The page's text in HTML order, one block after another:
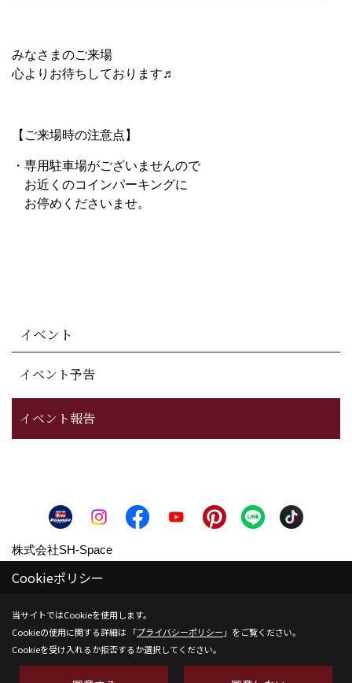
みなさまのご来場
心よりお待ちしております♬
【ご来場時の注意点】
・専用駐車場がございませんので
お近くのコインパーキングに
お停めくださいませ。
イベント
イベント予告
イベント報告
株式会社SH-Space
〒350-1316
TEL：04-2902-6070
FAX：04-2902-6111
＜営業時間＞9:00～18:00
Cookieポリシー
当サイトではCookieを使用します。
Cookieの使用に関する詳細は 「プライバシーポリシー 」をご覧ください。
Cookieを受け入れるか拒否するか選択してください。